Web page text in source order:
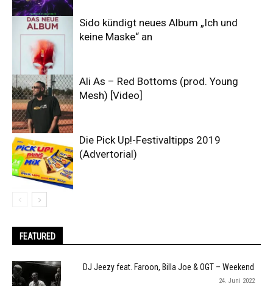
Sido kündigt neues Album „Ich und
keine Maske“ an
Ali As – Red Bottoms (prod. Young
Mesh) [Video]
Die Pick Up!-Festivaltipps 2019
(Advertorial)
FEATURED
DJ Jeezy feat. Faroon, Billa Joe & OGT – Weekend
24. Juni 2022